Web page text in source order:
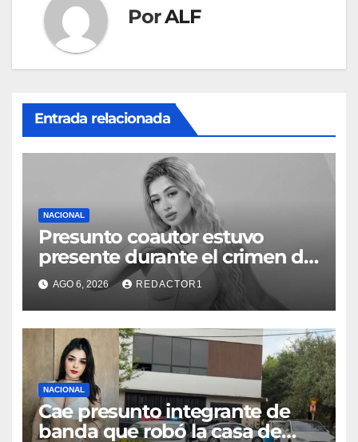
PorALF
Entrada relacionada
NACIONAL
Presunto coautor estuvo
presente durante el crimen de
Valeria Márquez: Fiscalía
AGO 6, 2026 REDACTOR1
NACIONAL
Cae presunto integrante de
banda que robó la casa de